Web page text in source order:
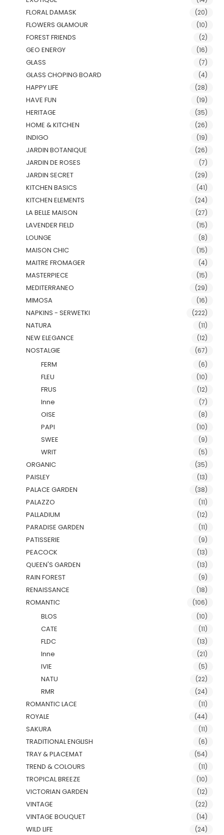
FLORAL DAMASK (20)
FLOWERS GLAMOUR (10)
FOREST FRIENDS (2)
GEO ENERGY (16)
GLASS (7)
GLASS CHOPING BOARD (4)
HAPPY LIFE (28)
HAVE FUN (19)
HERITAGE (35)
HOME & KITCHEN (26)
INDIGO (19)
JARDIN BOTANIQUE (26)
JARDIN DE ROSES (7)
JARDIN SECRET (29)
KITCHEN BASICS (41)
KITCHEN ELEMENTS (24)
LA BELLE MAISON (27)
LAVENDER FIELD (15)
LOUNGE (8)
MAISON CHIC (15)
MAITRE FROMAGER (4)
MASTERPIECE (15)
MEDITERRANEO (29)
MIMOSA (16)
NAPKINS - SERWETKI (222)
NATURA (11)
NEW ELEGANCE (12)
NOSTALGIE (67)
FERM (6)
FLEU (10)
FRUS (12)
Inne (7)
OISE (8)
PAPI (10)
SWEE (9)
WRIT (5)
ORGANIC (35)
PAISLEY (13)
PALACE GARDEN (38)
PALAZZO (11)
PALLADIUM (12)
PARADISE GARDEN (11)
PATISSERIE (9)
PEACOCK (13)
QUEEN'S GARDEN (13)
RAIN FOREST (9)
RENAISSANCE (18)
ROMANTIC (106)
BLOS (10)
CATE (11)
FLDC (13)
Inne (21)
IVIE (5)
NATU (22)
RMR (24)
ROMANTIC LACE (11)
ROYALE (44)
SAKURA (11)
TRADITIONAL ENGLISH (6)
TRAY & PLACEMAT (54)
TREND & COLOURS (11)
TROPICAL BREEZE (10)
VICTORIAN GARDEN (12)
VINTAGE (22)
VINTAGE BOUQUET (14)
WILD LIFE (24)